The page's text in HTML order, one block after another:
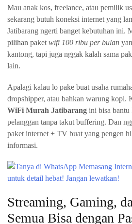
Mau anak kos, freelance, atau pemilik
sekarang butuh koneksi internet yang
Jatibarang ngerti banget kebutuhan ini.
pilihan paket wifi 100 ribu per bulan
kantong, tapi juga nggak kalah sama
lain.
Apalagi kalau lo pake buat usaha
dropshipper, atau bahkan warung kopi.
WiFi Murah Jatibarang ini bisa bantu
pelanggan tanpa takut buffering. Dan
paket internet + TV buat yang pengen
informasi.
Streaming, Gaming,
Semua Bisa dengan